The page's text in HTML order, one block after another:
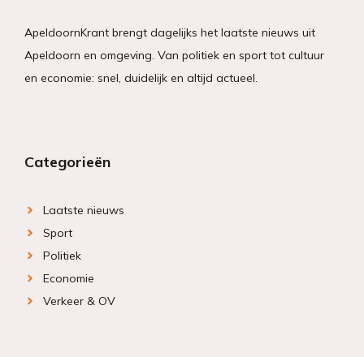
ApeldoornKrant brengt dagelijks het laatste nieuws uit
Apeldoorn en omgeving. Van politiek en sport tot cultuur
en economie: snel, duidelijk en altijd actueel.
Categorieën
Laatste nieuws
Sport
Politiek
Economie
Verkeer & OV